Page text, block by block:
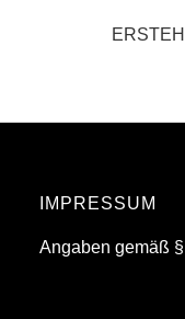
IMPRESSUM
Angaben gemäß